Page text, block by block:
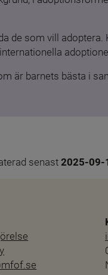
de som vill
är barnets bästa i
senast 2025-09-